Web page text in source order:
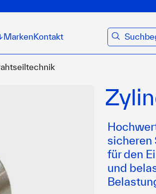
Marken Kontakt suchen
sicheren
für den
und